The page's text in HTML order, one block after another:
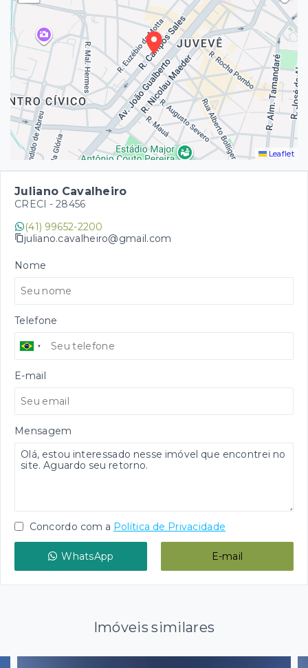
Leaflet
Juliano Cavalheiro
CRECI - 28456
(41) 99652-2200
juliano.cavalheiro@gmail.com
Nome
Telefone
E-mail
Mensagem
Concordo com a Política de Privacidade
WhatsApp E-mail
Imóveis similares